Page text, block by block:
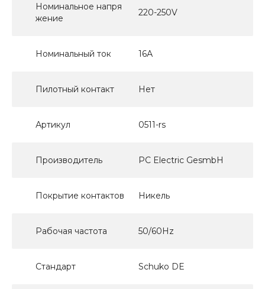
Номинальное напря
жение
220-250V
Номинальный ток 16А
Пилотный контакт Нет
Артикул 0511-rs
Производитель PC Electric GesmbH
Покрытие контактов Никель
Рабочая частота 50/60Hz
Стандарт Schuko DE